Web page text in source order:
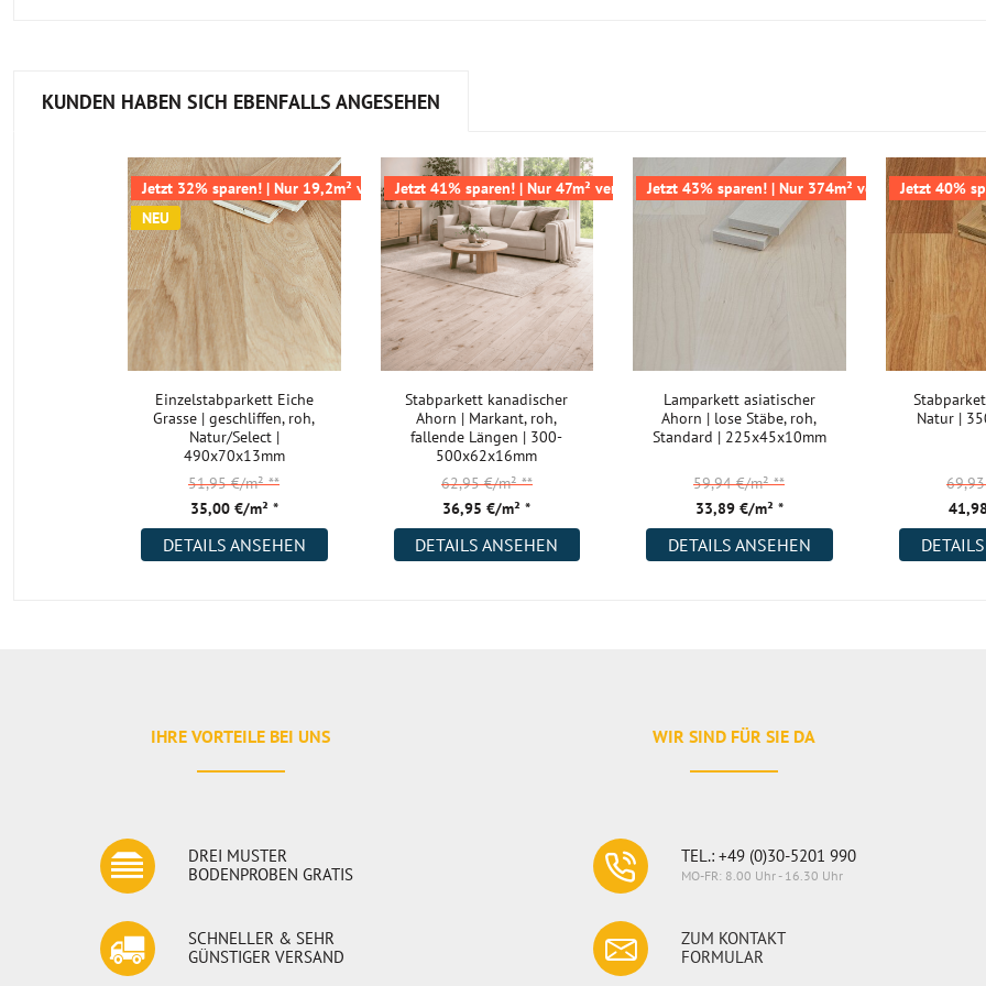
Weitere Informationen:
Akklimatisierung:
KUNDEN HABEN SICH EBENFALLS ANGESEHEN
Jetzt 32% sparen! | Nur 19,2m² verfügbar
NEU
Einzelstabparkett Eiche
Grasse | geschliffen, roh,
Natur/Select |
490x70x13mm
35,00 €/m² *
51,95 €/m²**
DETAILS ANSEHEN
Jetzt 41% sparen! | Nur 47m² verfügbar
Stabparkett kanadischer
Ahorn | Markant, roh,
fallende Längen | 300-
500x62x16mm
36,95 €/m² *
62,95 €/m²**
DETAILS ANSEHEN
Jetzt 43% sparen! | Nur 374m² verfügbar
Lamparkett asiatischer
Ahorn | lose Stäbe, roh,
Standard | 225x45x10mm
33,89 €/m² *
59,94 €/m²**
DETAILS ANSEHEN
Jetzt 40%
Natur |
IHRE VORTEILE BEI UNS
DREI MUSTER
BODENPROBEN GRATIS
SCHNELLER & SEHR
GÜNSTIGER VERSAND
WIR SIND FÜR SIE DA
TEL.: +49 (0)30-5201 990
MO-FR: 8.00 Uhr - 16.30 Uhr
ZUM KONTAKT
FORMULAR